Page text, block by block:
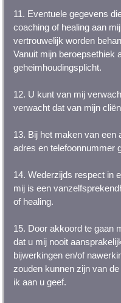
11. Eventuele gegevens
coaching of healing aan
vertrouwelijk worden
Vanuit mijn beroepsethiek
geheimhoudingsplicht.
12. U kunt van mij
verwacht dat van mijn
13. Bij het maken van een
adres en telefoonnummer
14. Wederzijds respect in
mij is een
of healing.
15. Door akkoord te gaan
dat u mij nooit
bijwerkingen en/of
zouden kunnen zijn van
ik aan u geef.